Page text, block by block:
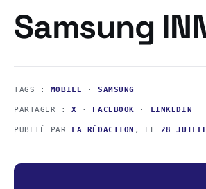
Samsung
TAGS : MOBILE · SAMSUNG
PARTAGER :X · FACEBOOK · LINKEDIN
PUBLIÉ PAR LA RÉDACTION , LE 28